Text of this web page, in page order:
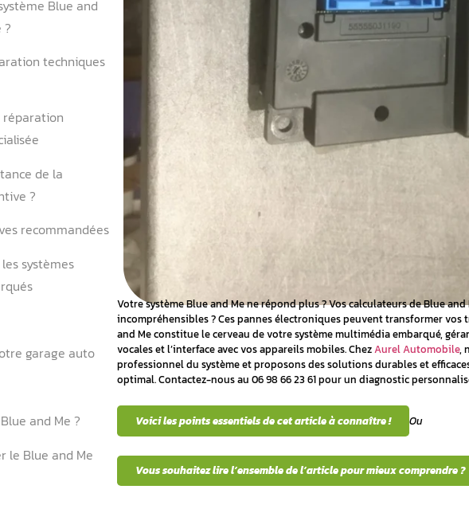
véhicule ?
diagnostic avancé
des défaillances
du système Blue and
?
de réparation techniques
de la réparation
l’importance de la
recommandées
sur les systèmes